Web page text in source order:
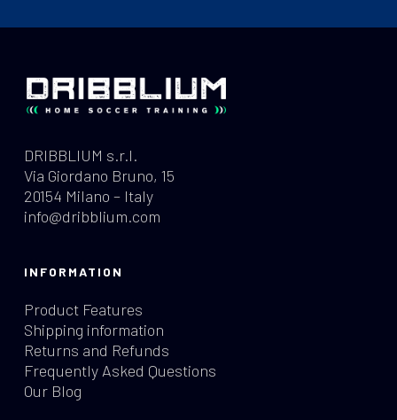
DRIBBLIUM s.r.l.
Via Giordano Bruno, 15
20154 Milano – Italy
info@dribblium.com
INFORMATION
Product Features
Shipping information
Returns and Refunds
Frequently Asked Questions
Our Blog